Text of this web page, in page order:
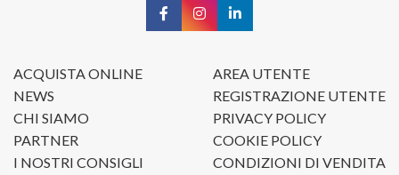
ACQUISTA ONLINE
NEWS
CHI SIAMO
PARTNER
I NOSTRI CONSIGLI
AREA UTENTE
REGISTRAZIONE UTENTE
PRIVACY POLICY
COOKIE POLICY
CONDIZIONI DI VENDITA